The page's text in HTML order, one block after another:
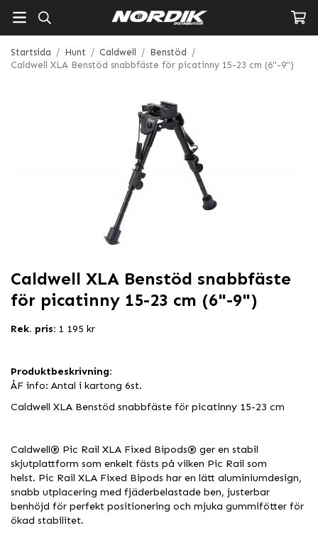
Startsida / Hunt / Caldwell / Benstöd
/
Caldwell XLA Benstöd snabbfäste för picatinny 15-23 cm (6"-9")
Caldwell XLA Benstöd snabbfäste
för picatinny 15-23 cm (6"-9")
Rek. pris: 1 195 kr
Produktbeskrivning:
ÅF info: Antal i kartong 6st.
Caldwell XLA Benstöd snabbfäste för picatinny 15-23 cm
Caldwell® Pic Rail XLA Fixed Bipods® ger en stabil
skjutplattform som enkelt fästs på vilken Pic Rail som
helst. Pic Rail XLA Fixed Bipods har en lätt aluminiumdesign,
snabb utplacering med fjäderbelastade ben, justerbar
benhöjd för perfekt positionering och mjuka gummifötter för
ökad stabilitet.